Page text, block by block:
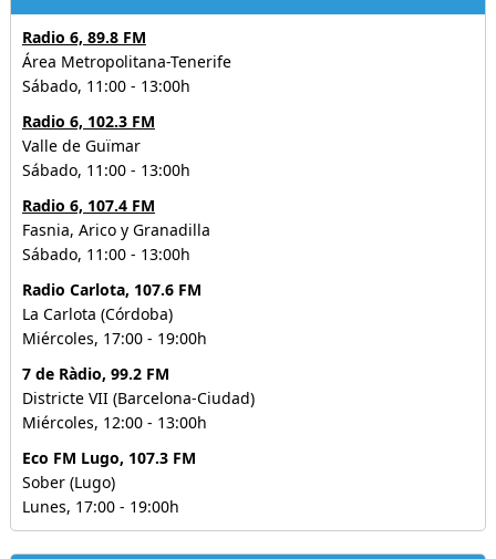
Radio 6, 89.8 FM
Área Metropolitana-Tenerife
Sábado, 11:00 - 13:00h
Radio 6, 102.3 FM
Valle de Guïmar
Sábado, 11:00 - 13:00h
Radio 6, 107.4 FM
Fasnia, Arico y Granadilla
Sábado, 11:00 - 13:00h
Radio Carlota, 107.6 FM
La Carlota (Córdoba)
Miércoles, 17:00 - 19:00h
7 de Ràdio, 99.2 FM
Districte VII (Barcelona-Ciudad)
Miércoles, 12:00 - 13:00h
Eco FM Lugo, 107.3 FM
Sober (Lugo)
Lunes, 17:00 - 19:00h